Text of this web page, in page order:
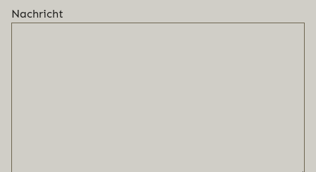
Nachricht